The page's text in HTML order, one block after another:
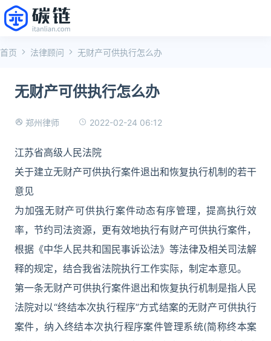
首页 法律顾问 无财产可供执行怎么办
无财产可供执行怎么办
郑州律师 2022-02-24 06:12
江苏省高级人民法院
关于建立无财产可供执行案件退出和恢复执行机制的若干
意见
为加强无财产可供执行案件动态有序管理，提高执行效
率，节约司法资源，更有效地执行有财产可供执行案件，
根据《中华人民共和国民事诉讼法》等法律及相关司法解
释的规定，结合我省法院执行工作实际，制定本意见。
第一条无财产可供执行案件退出和恢复执行机制是指人民
法院对以“终结本次执行程序”方式结案的无财产可供执行
案件，纳入终结本次执行程序案件管理系统(简称终本案